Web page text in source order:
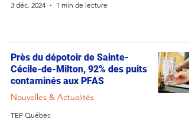
3 déc. 2024
1 min de lecture
Près du dépotoir de Sainte-
Cécile-de-Milton, 92% des puits
contaminés aux PFAS
Nouvelles & Actualités
TEP Québec